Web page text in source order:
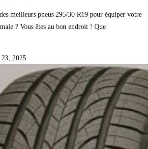
meilleurs pneus 295/30 R19 pour équiper votre
? Vous êtes au bon endroit ! Que
23, 2025